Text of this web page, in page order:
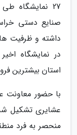
27 نمایشگاه
صنایع دستی
داشته و ظرفیت
در نمایشگاه
استان بیشترین
با حضور معاونت
عشایری تشکیل
منحصر به فرد